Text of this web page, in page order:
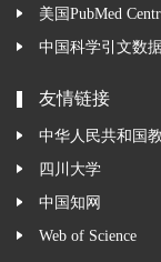
美国PubMed
中国科学引文数
友情链接
中华人民共和国
四川大学
中国知网
Web of Science